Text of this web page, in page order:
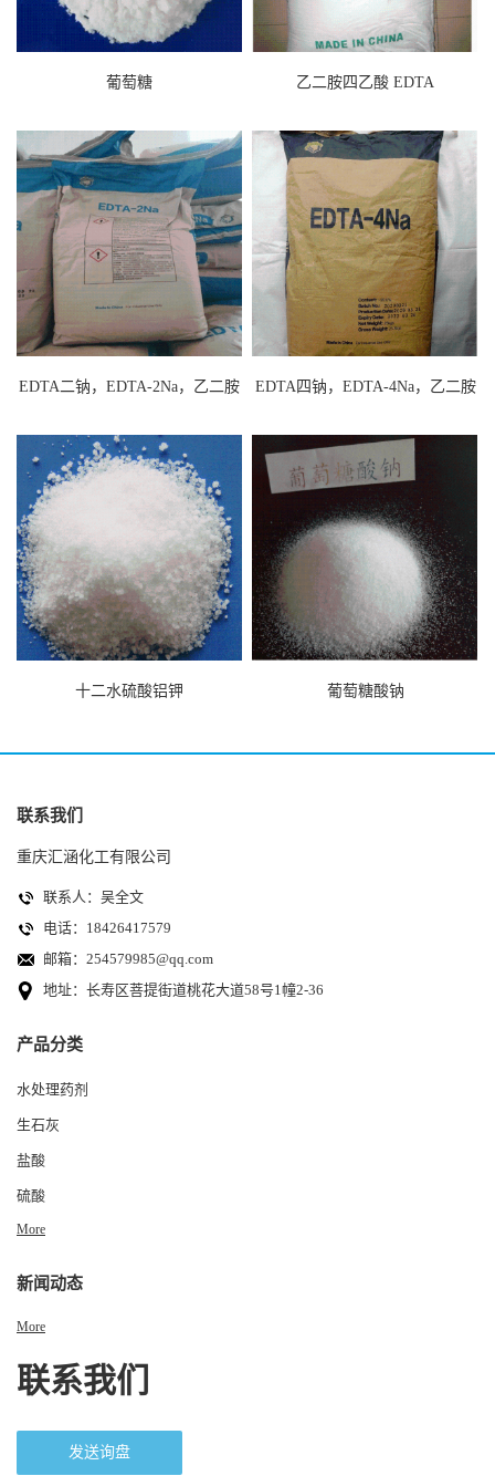
葡萄糖 乙二胺四乙酸 EDTA
EDTA二钠，EDTA-2Na，乙二胺
EDTA四钠，EDTA-4Na，乙二胺
十二水硫酸铝钾 葡萄糖酸钠
联系我们
重庆汇涵化工有限公司
联系人：吴全文
电话：18426417579
邮箱： 254579985@qq.com
地址：长寿区菩提街道桃花大道58号1幢2-36
产品分类
水处理药剂
生石灰
盐酸
硫酸
More
新闻动态
More
联系我们
发送询盘